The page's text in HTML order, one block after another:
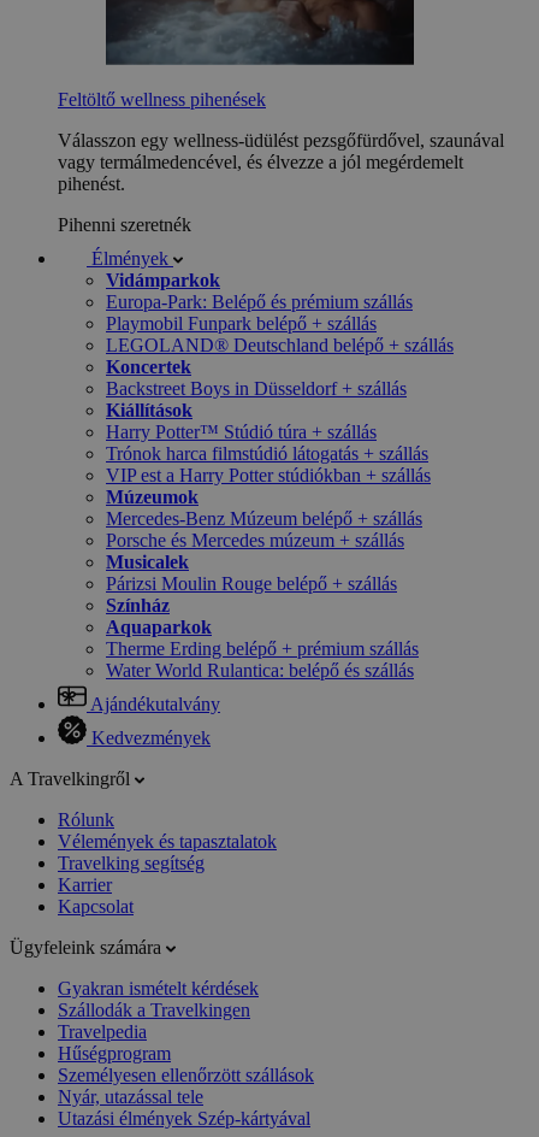
Feltöltő wellness pihenések
Válasszon egy wellness-üdülést pezsgőfürdővel, szaunával
vagy termálmedencével, és élvezze a jól megérdemelt
pihenést.
Pihenni szeretnék
Élmények
Vidámparkok
Europa-Park: Belépő és prémium szállás
Playmobil Funpark belépő + szállás
LEGOLAND® Deutschland belépő + szállás
Koncertek
Backstreet Boys in Düsseldorf + szállás
Kiállítások
Harry Potter™ Stúdió túra + szállás
Trónok harca filmstúdió látogatás + szállás
VIP est a Harry Potter stúdiókban + szállás
Múzeumok
Mercedes-Benz Múzeum belépő + szállás
Porsche és Mercedes múzeum + szállás
Musicalek
Párizsi Moulin Rouge belépő + szállás
Színház
Aquaparkok
Therme Erding belépő + prémium szállás
Water World Rulantica: belépő és szállás
Ajándékutalvány
Kedvezmények
A Travelkingről
Rólunk
Vélemények és tapasztalatok
Travelking segítség
Karrier
Kapcsolat
Ügyfeleink számára
Gyakran ismételt kérdések
Szállodák a Travelkingen
Travelpedia
Hűségprogram
Személyesen ellenőrzött szállások
Nyár, utazással tele
Utazási élmények Szép-kártyával